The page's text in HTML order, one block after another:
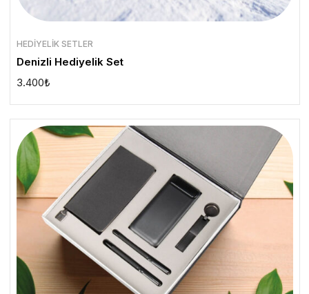
HEDIYELIK SETLER
Denizli Hediyelik Set
3.400₺